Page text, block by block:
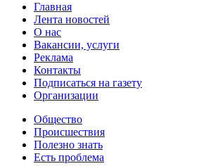
Главная
Лента новостей
О нас
Вакансии, услуги
Реклама
Контакты
Подписаться на газету
Организации
Общество
Происшествия
Полезно знать
Есть проблема